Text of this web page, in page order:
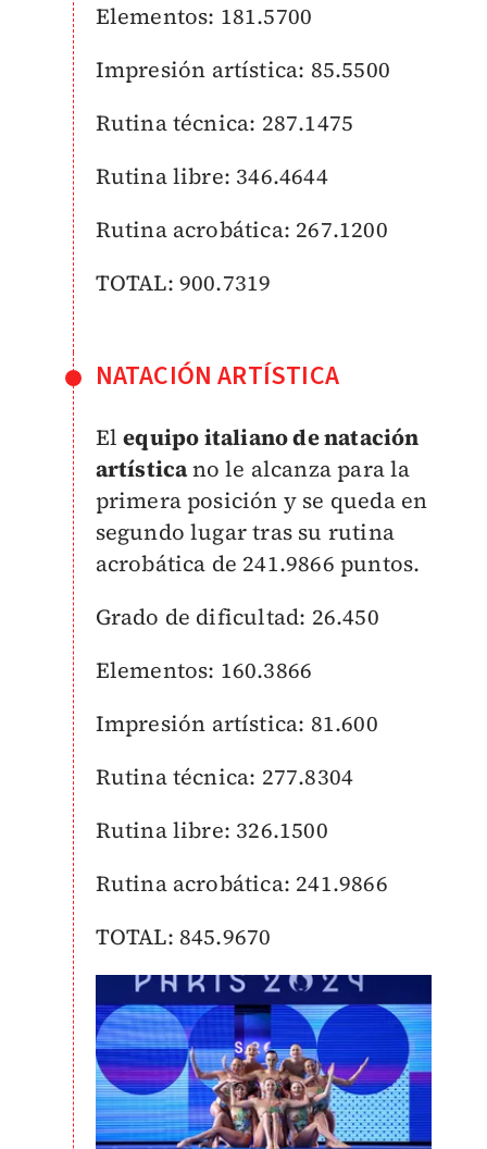
Elementos: 181.5700
Impresión artística: 85.5500
Rutina técnica: 287.1475
Rutina libre: 346.4644
Rutina acrobática: 267.1200
TOTAL: 900.7319
NATACIÓN ARTÍSTICA
Elequipo italiano de natación
artísticano le alcanza para la
primera posición y se queda en
segundo lugar tras su rutina
acrobática de 241.9866 puntos.
Grado de dificultad: 26.450
Elementos: 160.3866
Impresión artística: 81.600
Rutina técnica: 277.8304
Rutina libre: 326.1500
Rutina acrobática: 241.9866
TOTAL: 845.9670